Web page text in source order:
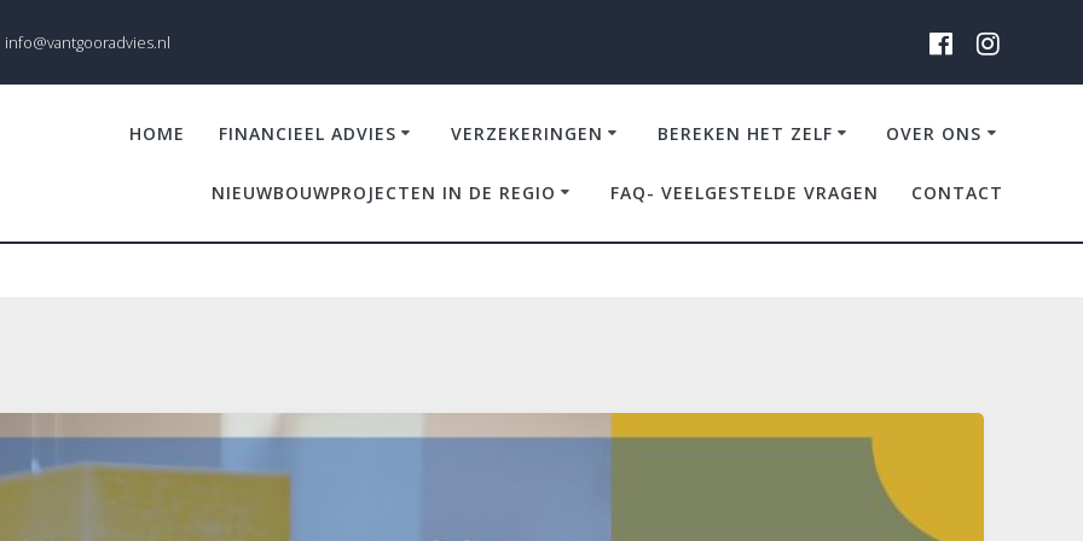
info@vantgooradvies.nl
HOME FINANCIEEL ADVIES VERZEKERINGEN BEREKEN HET ZELF OVER ONS
NIEUWBOUWPROJECTEN IN DE REGIO FAQ- VEELGESTELDE VRAGEN CONTACT